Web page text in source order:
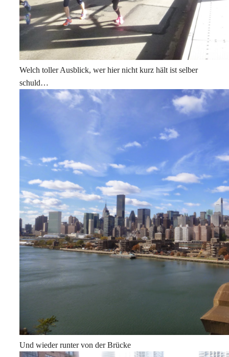
Welch toller Ausblick, wer hier nicht kurz hält ist selber
schuld…
Und wieder runter von der Brücke